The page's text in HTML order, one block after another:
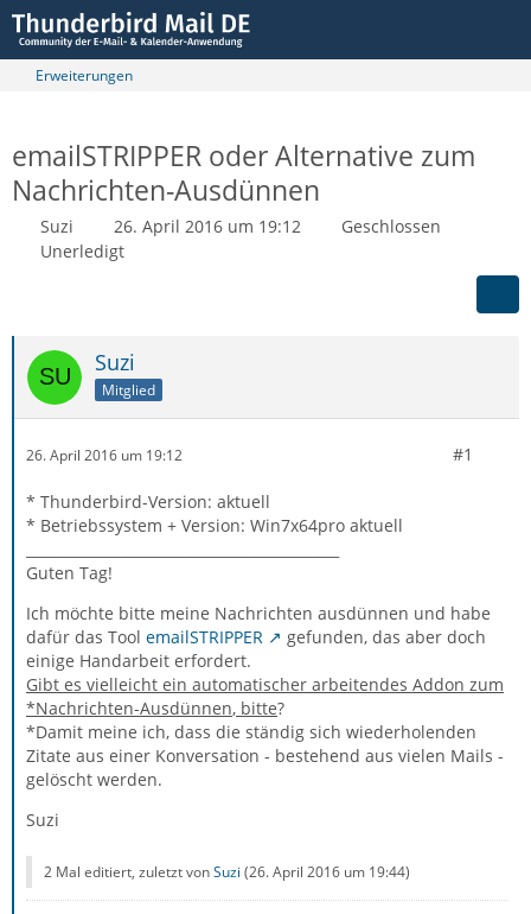
Erweiterungen
emailSTRIPPER oder Alternative zum
Nachrichten-Ausdünnen
Suzi 26. April 2016 um 19:12
Geschlossen
Unerledigt
Suzi
Mitglied
26. April 2016 um 19:12 #1
* Thunderbird-Version: aktuell
* Betriebssystem + Version: Win7x64pro aktuell
Guten Tag!
Ich möchte bitte meine Nachrichten ausdünnen und habe
dafür das Tool emailSTRIPPER
gefunden, das aber doch
einige Handarbeit erfordert.
Gibt es vielleicht ein automatischer arbeitendes Addon zum
*Nachrichten-Ausdünnen, bitte?
*Damit meine ich, dass die ständig sich wiederholenden
Zitate aus einer Konversation - bestehend aus vielen Mails -
gelöscht werden.
Suzi
2 Mal editiert, zuletzt vonSuzi (26. April 2016 um 19:44)